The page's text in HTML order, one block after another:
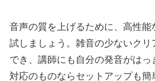
音声の質を上げるために、高性
試しましょう。雑音の少ないク
でき、講師にも自分の発音がは
対応のものならセットアップも簡